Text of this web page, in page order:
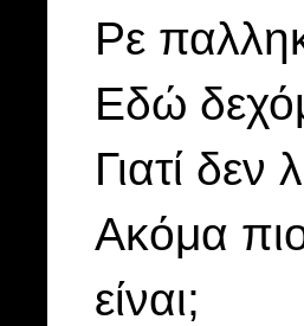
Ρε
Εδώ
Γιατί
Ακόμα
είναι;